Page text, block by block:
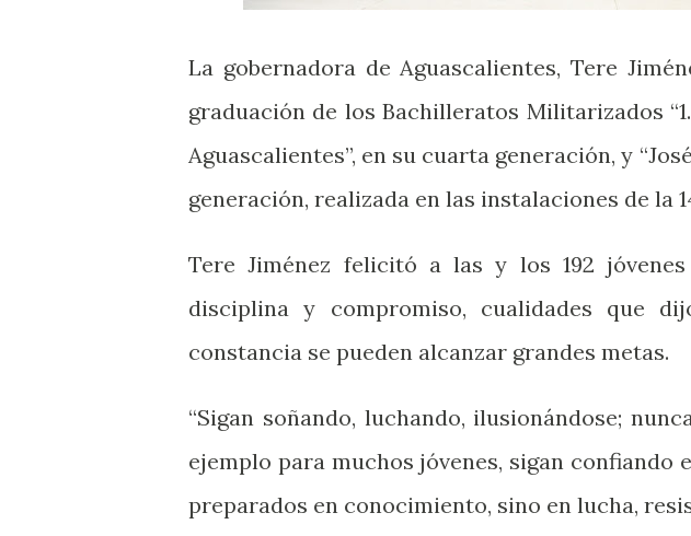
La gobernadora de Aguascalientes, Tere
graduación de los Bachilleratos Militarizados
Aguascalientes”, en su cuarta generación, y
generación, realizada en las instalaciones de la
Tere Jiménez felicitó a las y los 192
disciplina y compromiso, cualidades que
constancia se pueden alcanzar grandes metas.
“Sigan soñando, luchando, ilusionándose;
ejemplo para muchos jóvenes, sigan confiando
preparados en conocimiento, sino en lucha,